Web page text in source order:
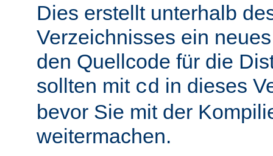
Dies erstellt unterhalb
Verzeichnisses ein
den Quellcode für die
sollten mit cd in dieses
bevor Sie mit der
weitermachen.